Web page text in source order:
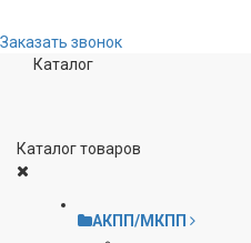
Заказать звонок
Каталог
Каталог товаров
АКПП/МКПП